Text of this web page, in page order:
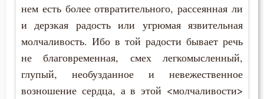
Тихон Задонский
Феогност
Феодор Студит
нем есть более отвратительного, рассеянная ли
и дерзкая радость или угрюмая язвительная
молчаливость. Ибо в той радости бывает речь
не благовременная, смех легкомысленный,
глупый, необузданное и невежественное
возношение сердца, а в этой <молчаливости>